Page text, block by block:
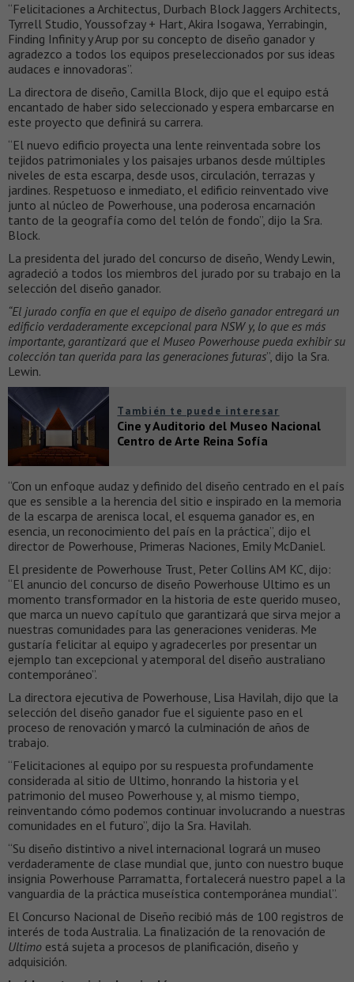
“Felicitaciones a Architectus, Durbach Block Jaggers Architects,
Tyrrell Studio, Youssofzay + Hart, Akira Isogawa, Yerrabingin,
Finding Infinity y Arup por su concepto de diseño ganador y
agradezco a todos los equipos preseleccionados por sus ideas
audaces e innovadoras”.
La directora de diseño, Camilla Block, dijo que el equipo está
encantado de haber sido seleccionado y espera embarcarse en
este proyecto que definirá su carrera.
“El nuevo edificio proyecta una lente reinventada sobre los
tejidos patrimoniales y los paisajes urbanos desde múltiples
niveles de esta escarpa, desde usos, circulación, terrazas y
jardines. Respetuoso e inmediato, el edificio reinventado vive
junto al núcleo de Powerhouse, una poderosa encarnación
tanto de la geografía como del telón de fondo”, dijo la Sra.
Block.
La presidenta del jurado del concurso de diseño, Wendy Lewin,
agradeció a todos los miembros del jurado por su trabajo en la
selección del diseño ganador.
“El jurado confía en que el equipo de diseño ganador entregará un
edificio verdaderamente excepcional para NSW y, lo que es más
importante, garantizará que el Museo Powerhouse pueda exhibir su
colección tan querida para las generaciones futuras”, dijo la Sra.
Lewin.
También te puede interesar
Cine y Auditorio del Museo Nacional
Centro de Arte Reina Sofía
“Con un enfoque audaz y definido del diseño centrado en el país
que es sensible a la herencia del sitio e inspirado en la memoria
de la escarpa de arenisca local, el esquema ganador es, en
esencia, un reconocimiento del país en la práctica”, dijo el
director de Powerhouse, Primeras Naciones, Emily McDaniel.
El presidente de Powerhouse Trust, Peter Collins AM KC, dijo:
“El anuncio del concurso de diseño Powerhouse Ultimo es un
momento transformador en la historia de este querido museo,
que marca un nuevo capítulo que garantizará que sirva mejor a
nuestras comunidades para las generaciones venideras. Me
gustaría felicitar al equipo y agradecerles por presentar un
ejemplo tan excepcional y atemporal del diseño australiano
contemporáneo”.
La directora ejecutiva de Powerhouse, Lisa Havilah, dijo que la
selección del diseño ganador fue el siguiente paso en el
proceso de renovación y marcó la culminación de años de
trabajo.
“Felicitaciones al equipo por su respuesta profundamente
considerada al sitio de Ultimo, honrando la historia y el
patrimonio del museo Powerhouse y, al mismo tiempo,
reinventando cómo podemos continuar involucrando a nuestras
comunidades en el futuro”, dijo la Sra. Havilah.
“Su diseño distintivo a nivel internacional logrará un museo
verdaderamente de clase mundial que, junto con nuestro buque
insignia Powerhouse Parramatta, fortalecerá nuestro papel a la
vanguardia de la práctica museística contemporánea mundial”.
El Concurso Nacional de Diseño recibió más de 100 registros de
interés de toda Australia. La finalización de la renovación de
Ultimo está sujeta a procesos de planificación, diseño y
adquisición.